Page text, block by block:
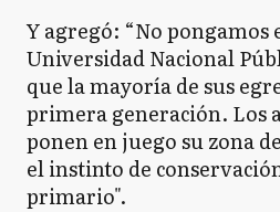
Y agregó: “No pongamos
Universidad Nacional
que la mayoría de sus
primera generación. Los
ponen en juego su zona
el instinto de
primario".